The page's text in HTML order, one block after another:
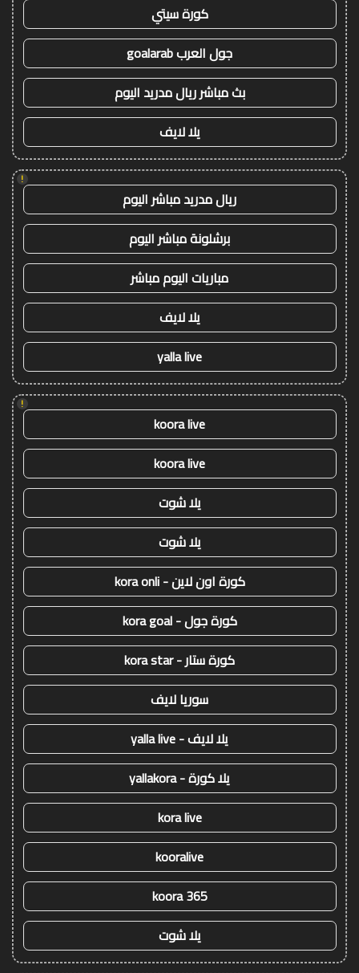
كورة سيتي
جول العرب goalarab
بث مباشر ريال مدريد اليوم
يلا لايف
!
ريال مدريد مباشر اليوم
برشلونة مباشر اليوم
مباريات اليوم مباشر
يلا لايف
yalla live
!
koora live
koora live
يلا شوت
يلا شوت
كورة اون لاين - kora onli
كورة جول - kora goal
كورة ستار - kora star
سوريا لايف
يلا لايف - yalla live
يلا كورة - yallakora
kora live
kooralive
koora 365
يلا شوت